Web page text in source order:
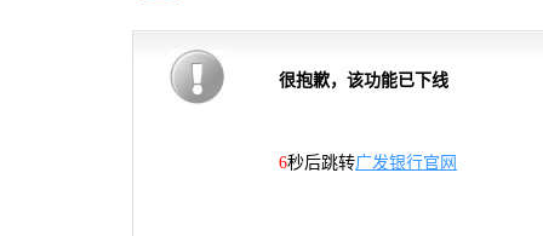
很抱歉，该功能已下线
6秒后跳转广发银行官网